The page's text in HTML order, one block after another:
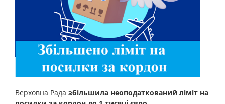
Верховна Рада збільшила неоподаткований ліміт на